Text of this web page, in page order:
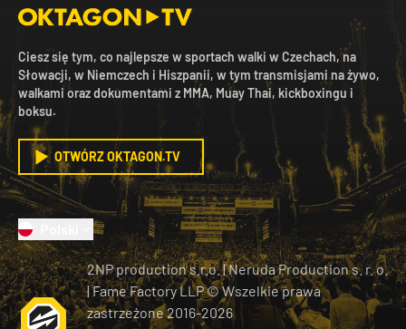
Ciesz się tym, co najlepsze w sportach walki w Czechach, na
Słowacji, w Niemczech i Hiszpanii, w tym transmisjami na żywo,
walkami oraz dokumentami z MMA, Muay Thai, kickboxingu i
boksu.
OTWÓRZ OKTAGON.TV
2NP production s.r.o.|Neruda Production s. r. o.
| Fame Factory LLP © Wszelkie prawa
zastrzeżone2016-2026